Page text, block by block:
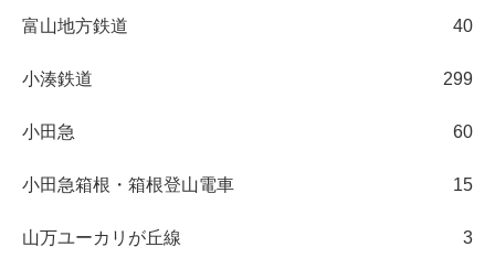
富山地方鉄道 40
小湊鉄道 299
小田急 60
小田急箱根・箱根登山電車 15
山万ユーカリが丘線 3